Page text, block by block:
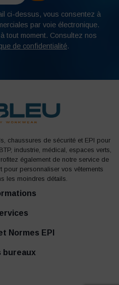
ci-dessus, vous consentez à
par voie électronique.
à tout moment. Consultez nos
de confidentialité.
chaussures de sécurité et EPI pour
industrie, médical, espaces verts,
également de notre service de
pour personnaliser vos vêtements
les moindres détails.
Normes EPI
bureaux